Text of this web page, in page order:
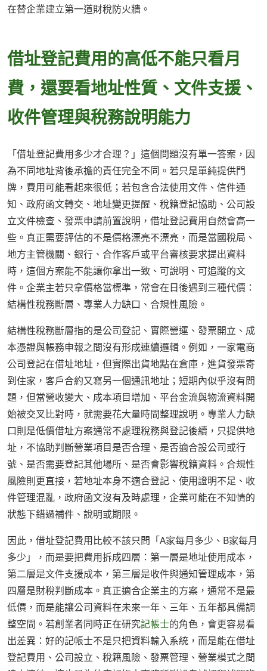
在替企業建立第一道財稅防火牆。
借址登記費用的高低不能只看月
費，還要看地址性質、文件支援、
收件管理與稅務說明能力
「借址登記費用多少才合理？」這個問題沒有單一答案，因
為不同地址背後承擔的責任完全不同。若只是單純提供門
牌，費用可能看起來很低；若包含合法使用文件、信件通
知、政府函文轉交、地址變更提醒、稅籍登記協助、公司設
立文件檢查、發票申請前置說明，借址登記費用自然會高一
些。真正需要評估的不是價格漂亮不漂亮，而是當國稅局、
地方主管機關、銀行、合作客戶或平台審核要求提出資料
時，這個方案能不能讓你拿出一致、可說明、可追蹤的文
件。企業主若只拿價格當標準，常會在日後遇到三種代價：
結構性稅務斷層、專業人力缺口、合規性風險。
結構性稅務斷層指的是公司登記、實際營運、發票開立、成
本憑證與帳務申報之間沒有形成連續邏輯。例如，一家電商
公司登記在借址地址，但實際出貨地點在倉庫，進貨發票寄
到住家，客戶合約又寫另一個通訊地址；短期內似乎沒有問
題，但當營收變大、成本項目增加、平台金流與物流資料開
始被交叉比對時，就需要花大量時間整理說明。專業人力缺
口則是低價借址方案通常不處理稅務與登記後續，只提供地
址，不協助判斷營業項目是否合理、是否適合設公司或行
號、是否需要登記其他場所、是否會影響稅籍資料。合規性
風險則更直接，若地址本身不適合登記、使用證明不足、收
件管理混亂，政府函文沒有及時處理，企業可能在不知情的
狀態下錯過補件、說明或期限。
因此，借址登記費用比較不該只問「A家每月多少、B家每月
多少」，而是要把費用拆成四層：第一層是地址使用成本，
第二層是文件支援成本，第三層是收件與通知管理成本，第
四層是財稅判斷成本。真正適合企業主的方案，通常不是最
低價，而是能讓公司資料在未來一年、三年、五年都具備調
整空間。若創業者同時正在研究記帳士的角色，會更容易看
出差異：好的記帳士不是只把資料輸入系統，而是能在借址
登記費用、公司設立、稅籍風險、發票管理、營業模式之間